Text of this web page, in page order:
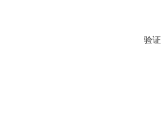
验